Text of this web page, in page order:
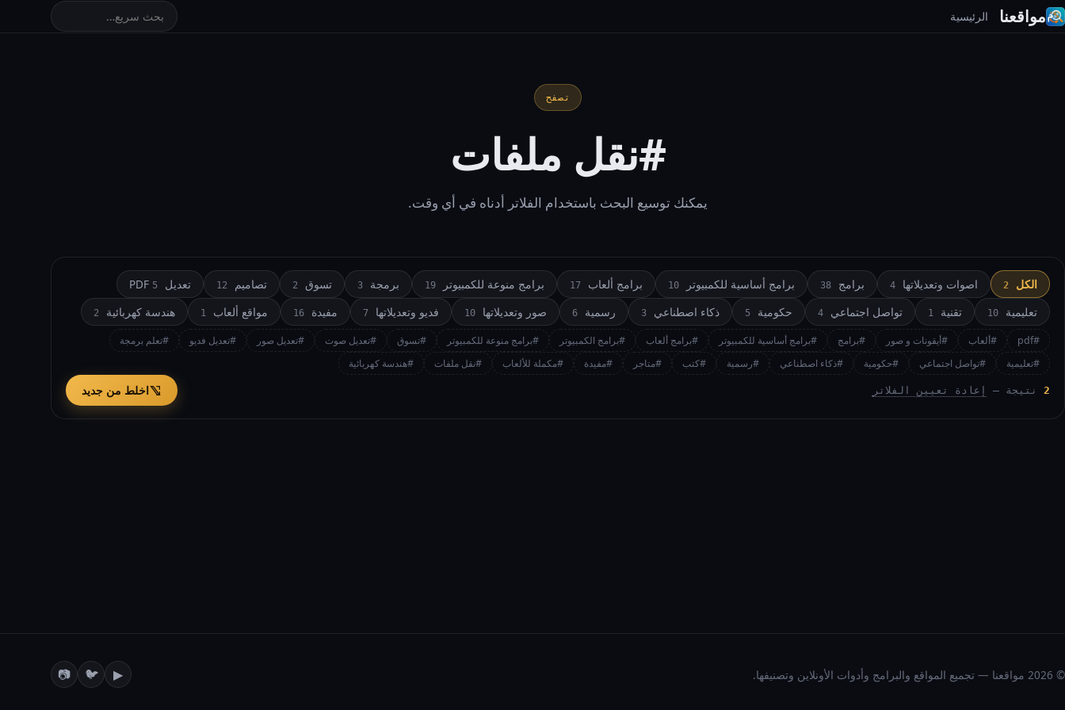
مواقعنا الرئيسية
تصفح
#نقل ملفات
يمكنك توسيع البحث باستخدام الفلاتر أدناه في أي وقت.
الكل 2 اصوات وتعديلاتها 4 برامج 38 برامج أساسية للكمبيوتر 10 برامج ألعاب 17 برامج منوعة للكمبيوتر 19 برمجة 3 تسوق 2 تصاميم 12 تعديل PDF 5
تعليمية 10 تقنية 1 تواصل اجتماعي 4 حكومية 5 ذكاء اصطناعي 3 رسمية 6 صور وتعديلاتها 10 فديو وتعديلاتها 7 مفيدة 16 مواقع ألعاب 1 هندسة كهربائية 2
#pdf #ألعاب #أيقونات و صور #برامج #برامج أساسية للكمبيوتر #برامج ألعاب #برامج الكمبيوتر #برامج منوعة للكمبيوتر #تسوق #تعديل صوت #تعديل صور #تعديل فديو
#تعلم برمجة
#تعليمية
#تواصل اجتماعي #حكومية #ذكاء اصطناعي #رسمية #كتب #متاجر #مفيدة #مكملة للألعاب #نقل ملفات #هندسة كهربائية
2 نتيجة — إعادة تعيين الفلاتر اخلط من جديد
© 2026 مواقعنا — تجميع المواقع والبرامج وأدوات الأونلاين وتصنيفها. ▶
🐦
📷